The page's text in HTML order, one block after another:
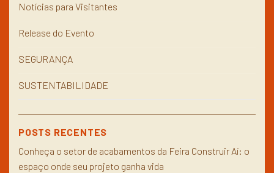
Notícias para Visitantes
Release do Evento
SEGURANÇA
SUSTENTABILIDADE
POSTS RECENTES
Conheça o setor de acabamentos da Feira Construir Aí: o
espaço onde seu projeto ganha vida